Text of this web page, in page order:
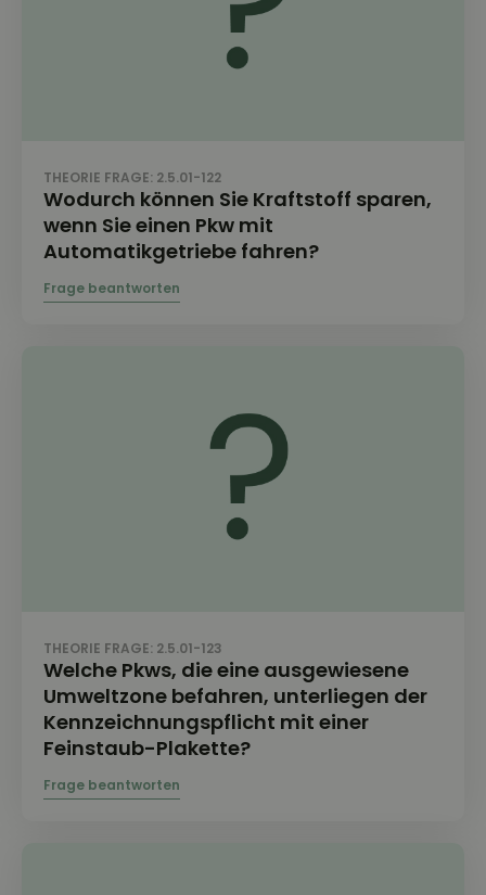
THEORIE FRAGE: 2.5.01-122
Wodurch können Sie Kraftstoff sparen,
wenn Sie einen Pkw mit
Automatikgetriebe fahren?
THEORIE FRAGE: 2.5.01-123
Welche Pkws, die eine ausgewiesene
Umweltzone befahren, unterliegen der
Kennzeichnungspflicht mit einer
Feinstaub-Plakette?